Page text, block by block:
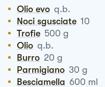
Olio evo q.b.
Noci sgusciate 10
Trofie 500 g
Olio q.b.
Burro 20 g
Parmigiano 30 g
Besciamella 600 ml